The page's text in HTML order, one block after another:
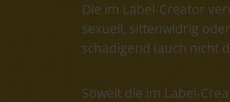
Die im Label-Creator
sexuell, sittenwidrig
schädigend (auch nicht
Soweit die im Label-